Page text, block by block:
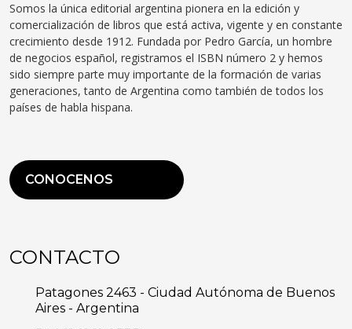
Somos la única editorial argentina pionera en la edición y
comercialización de libros que está activa, vigente y en constante
crecimiento desde 1912. Fundada por Pedro García, un hombre
de negocios español, registramos el ISBN número 2 y hemos
sido siempre parte muy importante de la formación de varias
generaciones, tanto de Argentina como también de todos los
países de habla hispana.
CONOCENOS
CONTACTO
Patagones 2463 - Ciudad Autónoma de Buenos
Aires - Argentina